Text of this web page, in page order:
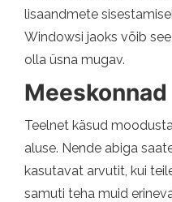
lisaandmete
Windowsi jaoks võib
olla üsna mugav.
Meeskonnad
Teelnet käsud
aluse. Nende abiga
kasutavat arvutit, kui
samuti teha muid